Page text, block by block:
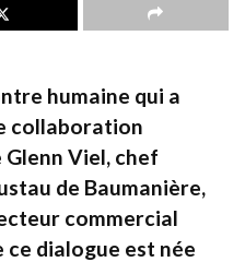
humaine qui a
collaboration
Viel, chef
de Baumanière,
commercial
ce dialogue est née